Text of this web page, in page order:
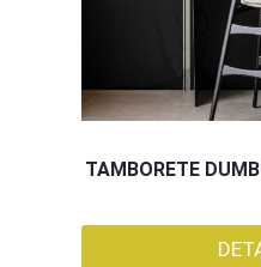
TAMBORETE